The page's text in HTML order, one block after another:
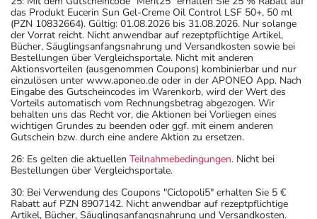
das Produkt Eucerin Sun Gel-Creme Oil Control LSF 50+, 50 ml
(PZN 10832664). Gültig: 01.08.2026 bis 31.08.2026. Nur solange
der Vorrat reicht. Nicht anwendbar auf rezeptpflichtige Artikel,
Bücher, Säuglingsanfangsnahrung und Versandkosten sowie bei
Bestellungen über Vergleichsportale. Nicht mit anderen
Aktionsvorteilen (ausgenommen Coupons) kombinierbar und nur
einzulösen unter www.aponeo.de oder in der APONEO App. Nach
Eingabe des Gutscheincodes im Warenkorb, wird der Wert des
Vorteils automatisch vom Rechnungsbetrag abgezogen. Wir
behalten uns das Recht vor, die Aktionen bei Vorliegen eines
wichtigen Grundes zu beenden oder ggf. mit einem anderen
Gutschein bzw. durch eine andere Aktion zu ersetzen.
26: Es gelten die aktuellen Teilnahmebedingungen. Nicht bei
Bestellungen über Vergleichsportale.
30: Bei Verwendung des Coupons "Ciclopoli5" erhalten Sie 5 €
Rabatt auf PZN 8907142. Nicht anwendbar auf rezeptpflichtige
Artikel, Bücher, Säuglingsanfangsnahrung und Versandkosten.